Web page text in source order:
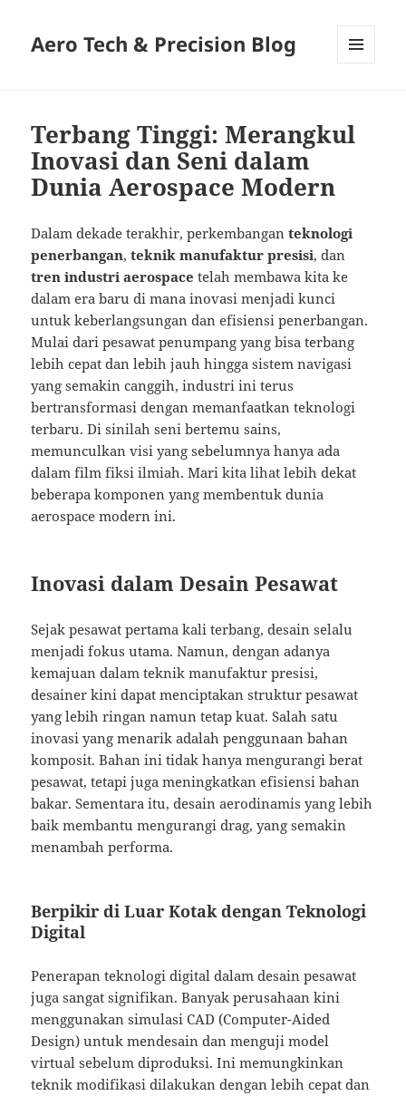
Aero Tech & Precision Blog
Terbang Tinggi: Merangkul
Inovasi dan Seni dalam
Dunia Aerospace Modern
Dalam dekade terakhir, perkembanganteknologi
penerbangan,teknik manufaktur presisi, dan
tren industri aerospace telah membawa kita ke
dalam era baru di mana inovasi menjadi kunci
untuk keberlangsungan dan efisiensi penerbangan.
Mulai dari pesawat penumpang yang bisa terbang
lebih cepat dan lebih jauh hingga sistem navigasi
yang semakin canggih, industri ini terus
bertransformasi dengan memanfaatkan teknologi
terbaru. Di sinilah seni bertemu sains,
memunculkan visi yang sebelumnya hanya ada
dalam film fiksi ilmiah. Mari kita lihat lebih dekat
beberapa komponen yang membentuk dunia
aerospace modern ini.
Inovasi dalam Desain Pesawat
Sejak pesawat pertama kali terbang, desain selalu
menjadi fokus utama. Namun, dengan adanya
kemajuan dalam teknik manufaktur presisi,
desainer kini dapat menciptakan struktur pesawat
yang lebih ringan namun tetap kuat. Salah satu
inovasi yang menarik adalah penggunaan bahan
komposit. Bahan ini tidak hanya mengurangi berat
pesawat, tetapi juga meningkatkan efisiensi bahan
bakar. Sementara itu, desain aerodinamis yang lebih
baik membantu mengurangi drag, yang semakin
menambah performa.
Berpikir di Luar Kotak dengan Teknologi
Digital
Penerapan teknologi digital dalam desain pesawat
juga sangat signifikan. Banyak perusahaan kini
menggunakan simulasi CAD (Computer-Aided
Design) untuk mendesain dan menguji model
virtual sebelum diproduksi. Ini memungkinkan
teknik modifikasi dilakukan dengan lebih cepat dan